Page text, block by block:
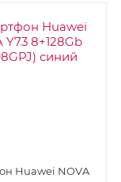
Huawei NOVA